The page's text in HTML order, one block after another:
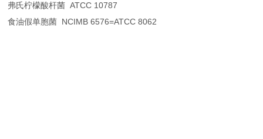
弗氏柠檬酸杆菌 ATCC 10787
食油假单胞菌 NCIMB 6576=ATCC 8062